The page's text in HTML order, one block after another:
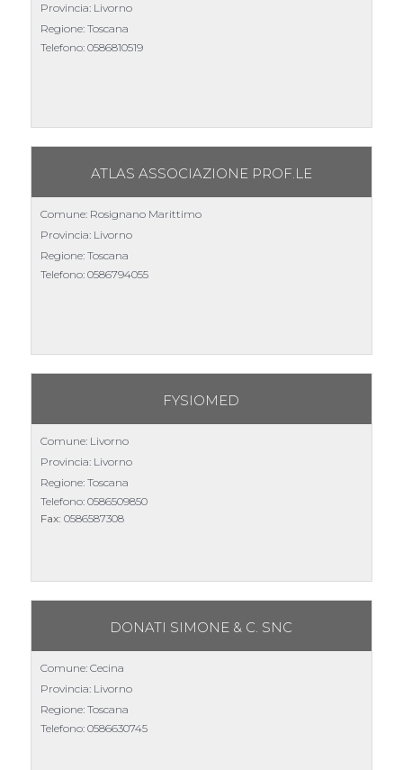
Provincia: Livorno
Regione: Toscana
Telefono: 0586810519
ATLAS ASSOCIAZIONE PROF.LE
Comune: Rosignano Marittimo
Provincia: Livorno
Regione: Toscana
Telefono: 0586794055
FYSIOMED
Comune: Livorno
Provincia: Livorno
Regione: Toscana
Telefono: 0586509850
Fax: 0586587308
DONATI SIMONE & C. SNC
Comune: Cecina
Provincia: Livorno
Regione: Toscana
Telefono: 0586630745